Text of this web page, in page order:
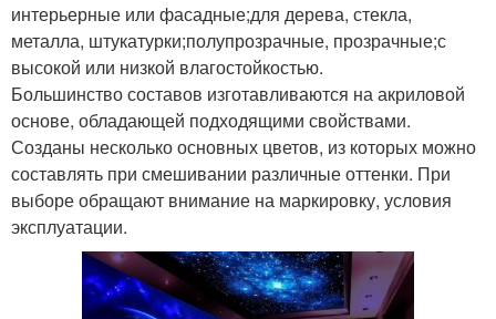
интерьерные или фасадные;для дерева, стекла,
металла, штукатурки;полупрозрачные, прозрачные;с
высокой или низкой влагостойкостью.
Большинство составов изготавливаются на акриловой
основе, обладающей подходящими свойствами.
Созданы несколько основных цветов, из которых можно
составлять при смешивании различные оттенки. При
выборе обращают внимание на маркировку, условия
эксплуатации.